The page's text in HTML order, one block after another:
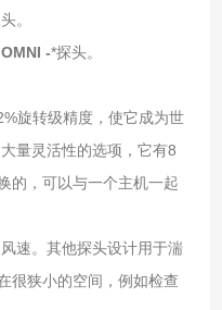
。
OMNI -*探头。
旋转级精度，使它成为世
量灵活性的选项，它有8
的，可以与一个主机一起
速。其他探头设计用于湍
很狭小的空间，例如检查